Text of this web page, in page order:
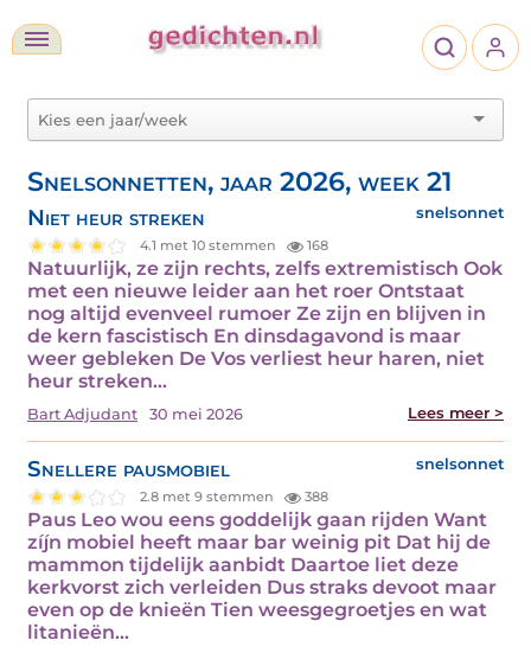
Snelsonnetten, jaar 2026, week 21
Niet heur streken snelsonnet
4.1 met 10 stemmen 168
Natuurlijk, ze zijn rechts, zelfs extremistisch Ook
met een nieuwe leider aan het roer Ontstaat
nog altijd evenveel rumoer Ze zijn en blijven in
de kern fascistisch En dinsdagavond is maar
weer gebleken De Vos verliest heur haren, niet
heur streken…
Bart Adjudant 30 mei 2026 Lees meer >
Snellere pausmobiel snelsonnet
2.8 met 9 stemmen 388
Paus Leo wou eens goddelijk gaan rijden Want
zíjn mobiel heeft maar bar weinig pit Dat hij de
mammon tijdelijk aanbidt Daartoe liet deze
kerkvorst zich verleiden Dus straks devoot maar
even op de knieën Tien weesgegroetjes en wat
litanieën…